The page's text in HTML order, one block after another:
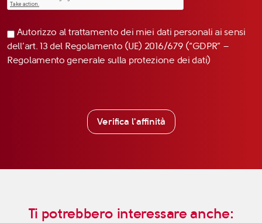
Autorizzo al trattamento dei miei dati personali ai sensi
dell’art. 13 del Regolamento (UE) 2016/679 (“GDPR” –
Regolamento generale sulla protezione dei dati)
Verifica l'affinità
Ti potrebbero interessare anche: